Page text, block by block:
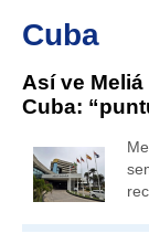
Cuba
Así ve
Cuba: